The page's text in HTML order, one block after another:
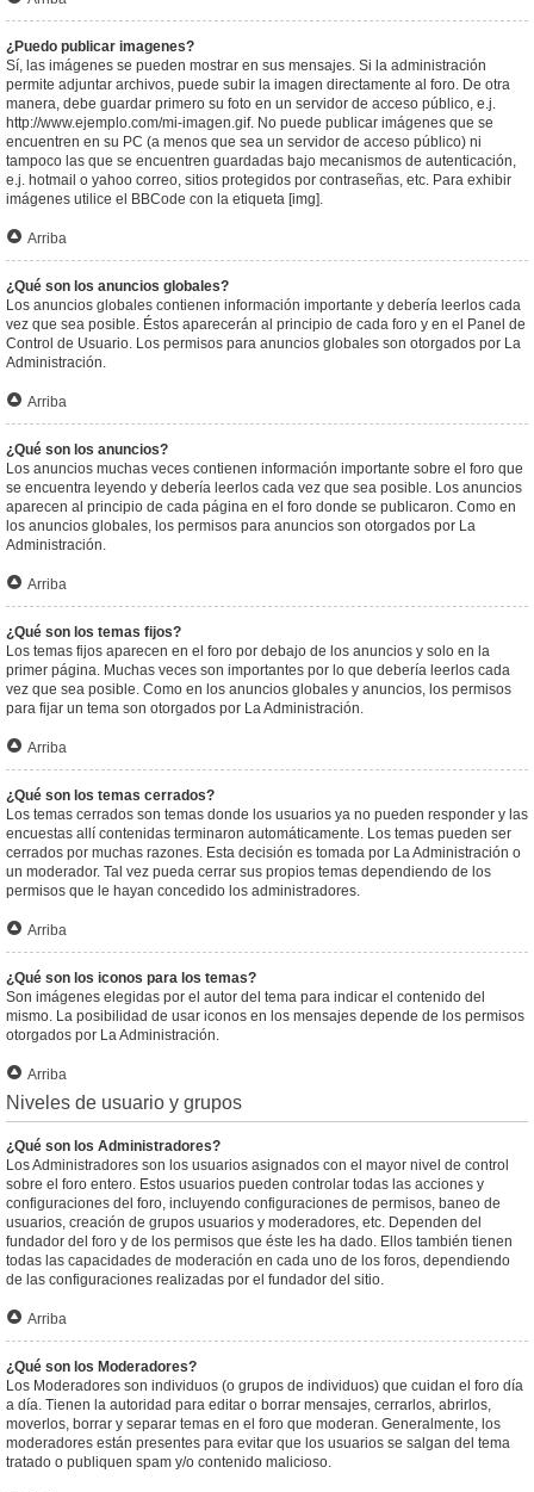
¿Puedo publicar imagenes?
Sí, las imágenes se pueden mostrar en sus mensajes. Si la administración
permite adjuntar archivos, puede subir la imagen directamente al foro. De otra
manera, debe guardar primero su foto en un servidor de acceso público, e.j.
http://www.ejemplo.com/mi-imagen.gif. No puede publicar imágenes que se
encuentren en su PC (a menos que sea un servidor de acceso público) ni
tampoco las que se encuentren guardadas bajo mecanismos de autenticación,
e.j. hotmail o yahoo correo, sitios protegidos por contraseñas, etc. Para exhibir
imágenes utilice el BBCode con la etiqueta [img].
Arriba
¿Qué son los anuncios globales?
Los anuncios globales contienen información importante y debería leerlos cada
vez que sea posible. Éstos aparecerán al principio de cada foro y en el Panel de
Control de Usuario. Los permisos para anuncios globales son otorgados por La
Administración.
Arriba
¿Qué son los anuncios?
Los anuncios muchas veces contienen información importante sobre el foro que
se encuentra leyendo y debería leerlos cada vez que sea posible. Los anuncios
aparecen al principio de cada página en el foro donde se publicaron. Como en
los anuncios globales, los permisos para anuncios son otorgados por La
Administración.
Arriba
¿Qué son los temas fijos?
Los temas fijos aparecen en el foro por debajo de los anuncios y solo en la
primer página. Muchas veces son importantes por lo que debería leerlos cada
vez que sea posible. Como en los anuncios globales y anuncios, los permisos
para fijar un tema son otorgados por La Administración.
Arriba
¿Qué son los temas cerrados?
Los temas cerrados son temas donde los usuarios ya no pueden responder y las
encuestas allí contenidas terminaron automáticamente. Los temas pueden ser
cerrados por muchas razones. Esta decisión es tomada por La Administración o
un moderador. Tal vez pueda cerrar sus propios temas dependiendo de los
permisos que le hayan concedido los administradores.
Arriba
¿Qué son los iconos para los temas?
Son imágenes elegidas por el autor del tema para indicar el contenido del
mismo. La posibilidad de usar iconos en los mensajes depende de los permisos
otorgados por La Administración.
Arriba
Niveles de usuario y grupos
¿Qué son los Administradores?
Los Administradores son los usuarios asignados con el mayor nivel de control
sobre el foro entero. Estos usuarios pueden controlar todas las acciones y
configuraciones del foro, incluyendo configuraciones de permisos, baneo de
usuarios, creación de grupos usuarios y moderadores, etc. Dependen del
fundador del foro y de los permisos que éste les ha dado. Ellos también tienen
todas las capacidades de moderación en cada uno de los foros, dependiendo
de las configuraciones realizadas por el fundador del sitio.
Arriba
¿Qué son los Moderadores?
Los Moderadores son individuos (o grupos de individuos) que cuidan el foro día
a día. Tienen la autoridad para editar o borrar mensajes, cerrarlos, abrirlos,
moverlos, borrar y separar temas en el foro que moderan. Generalmente, los
moderadores están presentes para evitar que los usuarios se salgan del tema
tratado o publiquen spam y/o contenido malicioso.